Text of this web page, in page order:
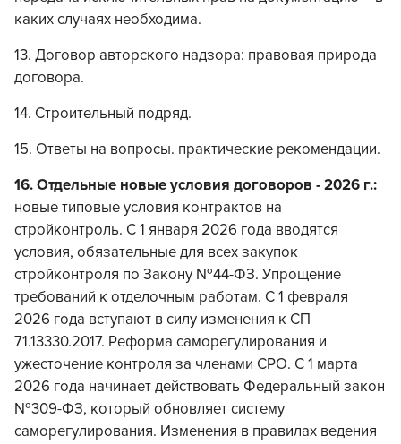
каких случаях необходима.
13. Договор авторского надзора: правовая природа
договора.
14. Строительный подряд.
15. Ответы на вопросы. практические рекомендации.
16. Отдельные новые условия договоров - 2026 г.:
новые типовые условия контрактов на
стройконтроль. С 1 января 2026 года вводятся
условия, обязательные для всех закупок
стройконтроля по Закону №44-ФЗ. Упрощение
требований к отделочным работам. С 1 февраля
2026 года вступают в силу изменения к СП
71.13330.2017. Реформа саморегулирования и
ужесточение контроля за членами СРО. С 1 марта
2026 года начинает действовать Федеральный закон
№309-ФЗ, который обновляет систему
саморегулирования. Изменения в правилах ведения